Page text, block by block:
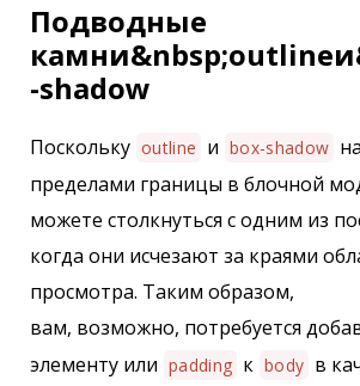
Подводные
-shadow
Поскольку outline и box-shadow
пределами границы в блочной
можете столкнуться с одним из
когда они исчезают за краями
просмотра. Таким образом,
вам, возможно, потребуется
элементу или padding к body в